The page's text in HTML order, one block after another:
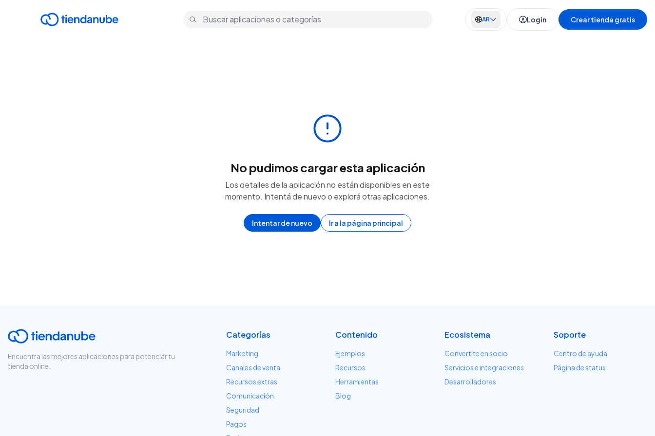
AR Login Crear tienda gratis
No pudimos cargar esta aplicación
Los detalles de la aplicación no están disponibles en este
momento. Intentá de nuevo o explorá otras aplicaciones.
Intentar de nuevo Ir a la página principal
Encuentra las mejores aplicaciones para potenciar tu
tienda online.
Categorías
Marketing
Canales de venta
Recursos extras
Comunicación
Seguridad
Pagos
Contenido
Ejemplos
Recursos
Herramientas
Blog
Ecosistema
Convertite en socio
Servicios e integraciones
Desarrolladores
Soporte
Centro de ayuda
Página de status